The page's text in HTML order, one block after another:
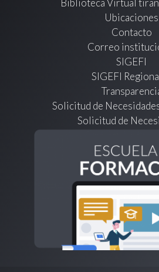
Ubicaciones
Contacto
Correo
SIGEFI
SIGEFI
Solicitud de
Solicitud de